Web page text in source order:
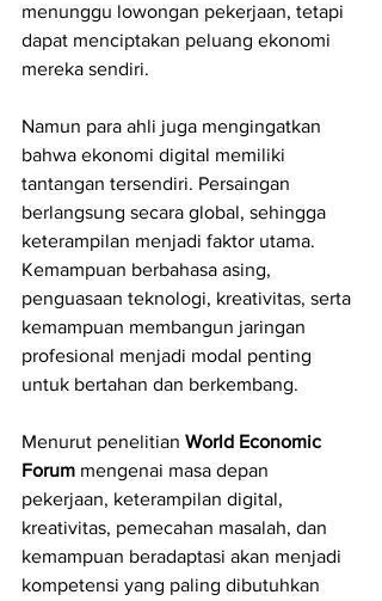
menunggu lowongan pekerjaan, tetapi
dapat menciptakan peluang ekonomi
mereka sendiri.
Namun para ahli juga mengingatkan
bahwa ekonomi digital memiliki
tantangan tersendiri. Persaingan
berlangsung secara global, sehingga
keterampilan menjadi faktor utama.
Kemampuan berbahasa asing,
penguasaan teknologi, kreativitas, serta
kemampuan membangun jaringan
profesional menjadi modal penting
untuk bertahan dan berkembang.
Menurut penelitian World Economic
Forum mengenai masa depan
pekerjaan, keterampilan digital,
kreativitas, pemecahan masalah, dan
kemampuan beradaptasi akan menjadi
kompetensi yang paling dibutuhkan